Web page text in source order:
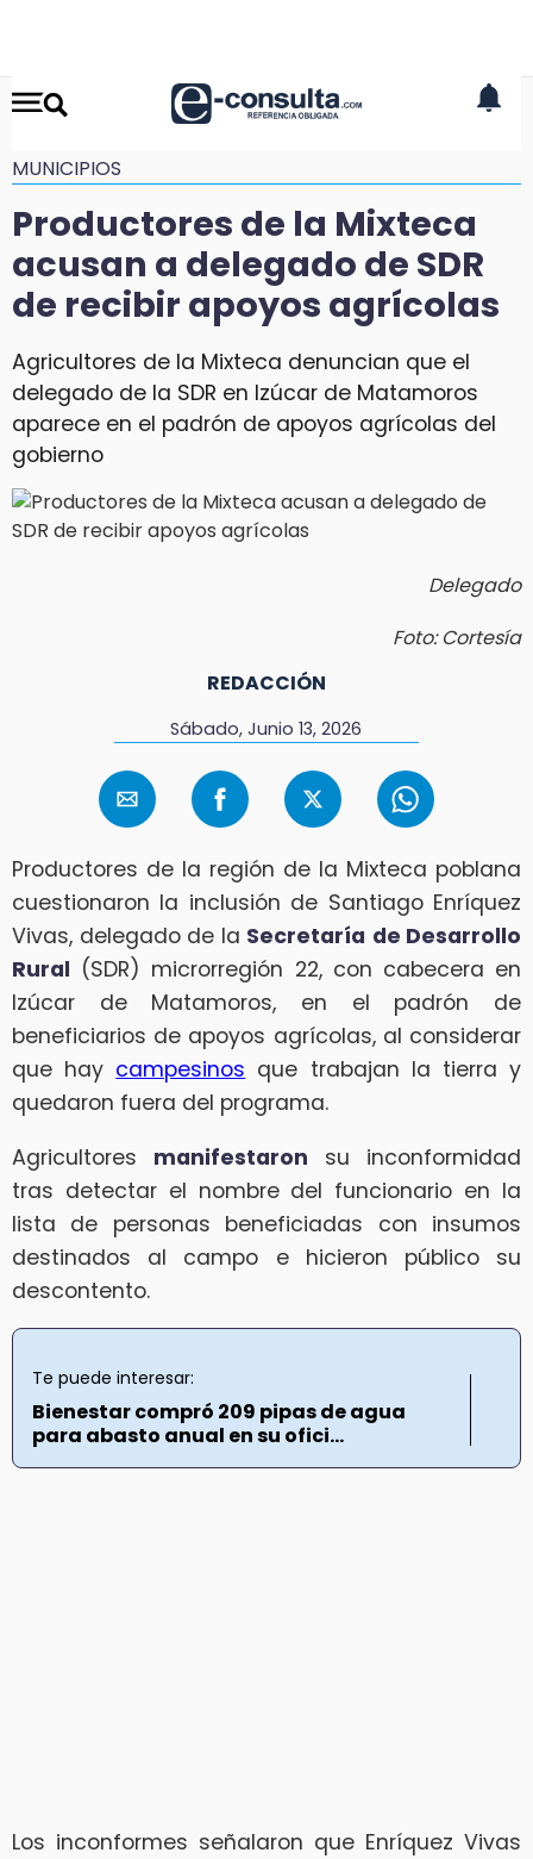
MUNICIPIOS
Productores de la Mixteca
acusan a delegado de SDR
de recibir apoyos agrícolas
Agricultores de la Mixteca denuncian que el
delegado de la SDR en Izúcar de Matamoros
aparece en el padrón de apoyos agrícolas del
gobierno
Delegado
Foto: Cortesía
REDACCIÓN
Sábado, Junio 13, 2026
Productores de la región de la Mixteca poblana
cuestionaron la inclusión de Santiago Enríquez
Vivas, delegado de la Secretaría de Desarrollo
Rural (SDR) microrregión 22, con cabecera en
Izúcar de Matamoros, en el padrón de
beneficiarios de apoyos agrícolas, al considerar
que hay campesinos que trabajan la tierra y
quedaron fuera del programa.
Agricultores manifestaron su inconformidad
tras detectar el nombre del funcionario en la
lista de personas beneficiadas con insumos
destinados al campo e hicieron público su
descontento.
Te puede interesar:
Bienestar compró 209 pipas de agua
para abasto anual en su ofici...
Los inconformes señalaron que Enríquez Vivas